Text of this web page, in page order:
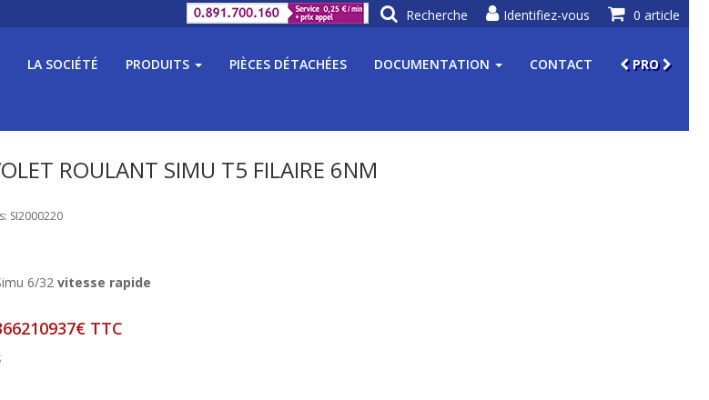
LA SOCIÉTÉ PRODUITS PIÈCES DÉTACHÉES DOCUMENTATION CONTACT PRO
ROULANT SIMU T5 FILAIRE 6NM
SI2000220
6/32 vitesse rapide
TTC
0 article
Identifiez-vous
Recherche